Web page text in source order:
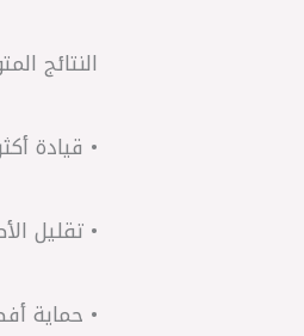
النتائج
• قيادة
• تقليل
• حماية